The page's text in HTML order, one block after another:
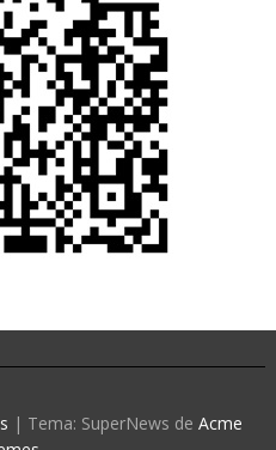
| Tema: SuperNews de Acme